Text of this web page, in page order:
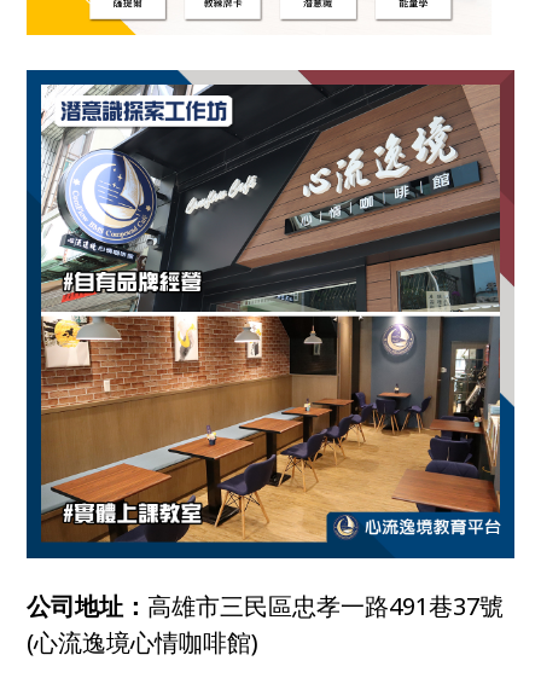
公司地址： 高雄市三民區忠孝一路491巷37號
(心流逸境心情咖啡館)